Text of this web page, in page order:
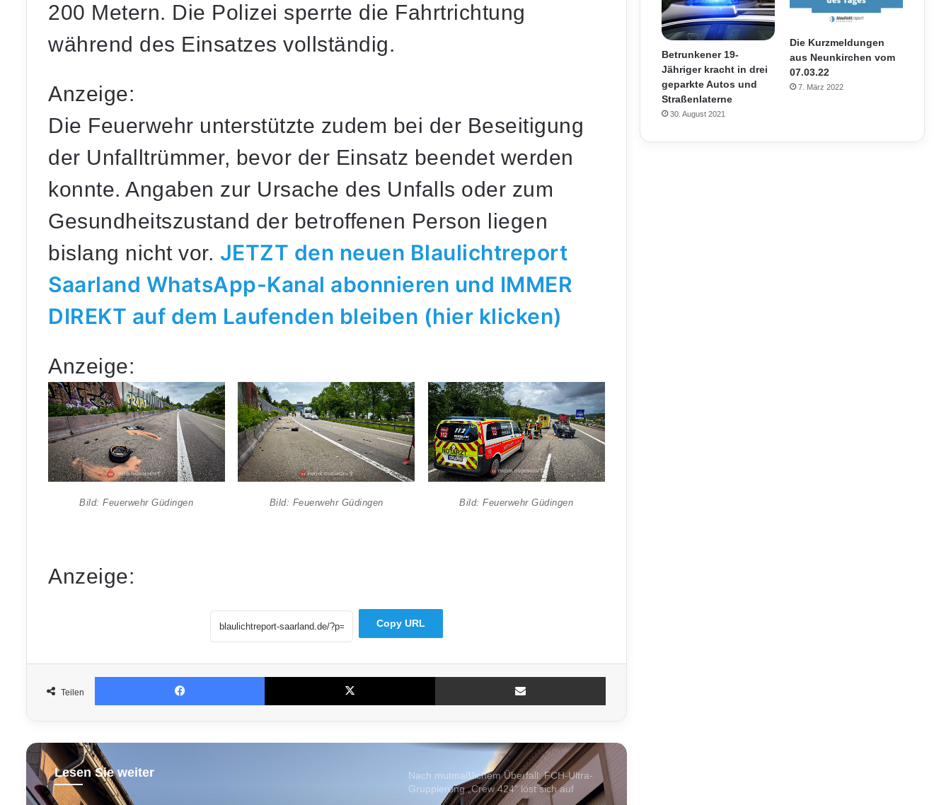
200 Metern. Die Polizei sperrte die Fahrtrichtung
während des Einsatzes vollständig.
Anzeige:
Die Feuerwehr unterstützte zudem bei der Beseitigung
der Unfalltrümmer, bevor der Einsatz beendet werden
konnte. Angaben zur Ursache des Unfalls oder zum
Gesundheitszustand der betroffenen Person liegen
bislang nicht vor. JETZT den neuen Blaulichtreport
Saarland WhatsApp-Kanal abonnieren und IMMER
DIREKT auf dem Laufenden bleiben (hier klicken)
Anzeige:
Bild: Feuerwehr Güdingen Bild: Feuerwehr Güdingen Bild: Feuerwehr Güdingen
Anzeige:
Copy URL
Teilen
Facebook X
Lesen Sie weiter
Saarbrücken: 21-Jähriger seit Tagen
vermisst – Polizei bittet um Mithilfe
Nach mutmaßlichem Überfall: FCH-Ultra-
Gruppierung „Crew 424“ löst sich auf
Betrunkener 19-
Jähriger kracht in drei
geparkte Autos und
Straßenlaterne
30. August 2021
Die Kurzmeldungen
aus Neunkirchen vom
07.03.22
7. März 2022